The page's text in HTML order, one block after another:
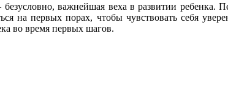
безусловно, важнейшая веха в развитии
на первых порах, чтобы чувствовать себя
во время первых шагов.